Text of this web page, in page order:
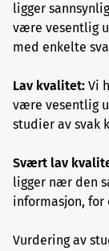
ligger
være vesentlig
med enkelte
Lav kvalitet: Vi
være vesentlig
studier av svak
Svært lav
ligger nær den
informasjon, for
Vurdering av